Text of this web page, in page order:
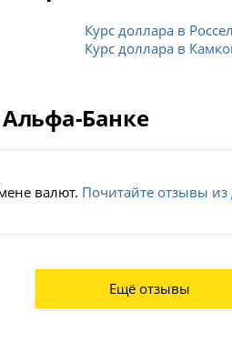
Курс доллара в
Курс доллара в
Банке
валют. Почитайте отзывы из
Ещё отзывы